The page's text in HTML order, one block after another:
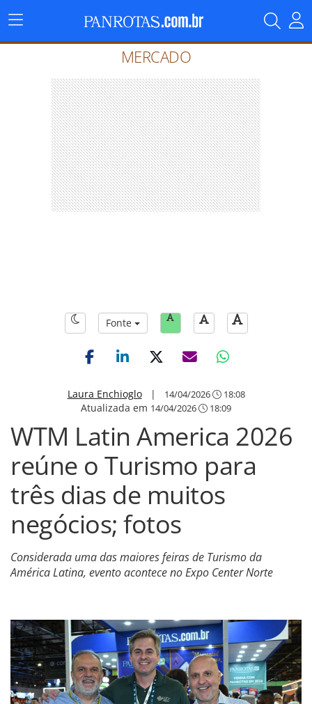
Menu
Principal
MERCADO
Fonte
Laura Enchioglo| 14/04/2026 18:08
Atualizada em 14/04/2026 18:09
WTM Latin America 2026
reúne o Turismo para
três dias de muitos
negócios; fotos
Considerada uma das maiores feiras de Turismo da
América Latina, evento acontece no Expo Center Norte